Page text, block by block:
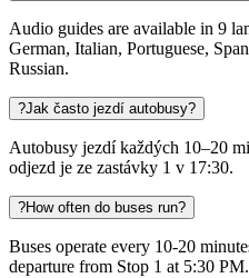
Audio guides are available in 9
German, Italian, Portuguese,
Russian.
?Jak často jezdí autobusy?
Autobusy jezdí každých 10–20
odjezd je ze zastávky 1 v 17:30.
?How often do buses run?
Buses operate every 10-20
departure from Stop 1 at 5:30 PM.